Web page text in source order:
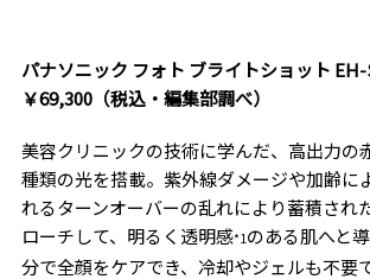
パナソニック フォト ブライトショット
￥69,300（税込・編集部調べ）
美容クリニックの技術に学んだ、高出力の
種類の光を搭載。紫外線ダメージや加齢に
れるターンオーバーの乱れにより蓄積され
ローチして、明るく透明感*1のある肌へと
分で全顔をケアでき、冷却やジェルも不要